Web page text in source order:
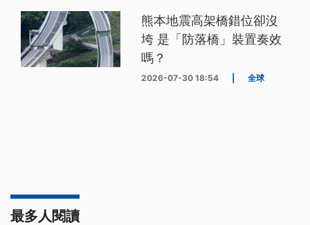
熊本地震高架橋錯位卻沒
垮 是「防落橋」裝置奏效
嗎？
2026-07-30 18:54 全球
最多人閱讀